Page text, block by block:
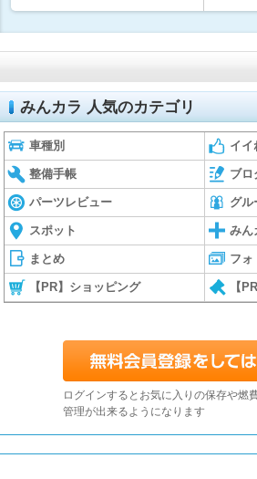
みんカラ 人気のカテゴリ
車種別 イイ
整備手帳 ブロ
パーツレビュー グル
スポット みん
まとめ フォ
【PR】ショッピング 【
ログインするとお気に入りの保存や燃
管理が出来るようになります